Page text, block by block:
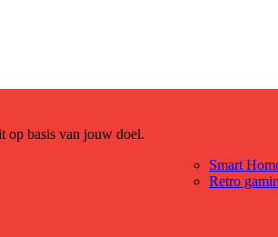
op basis van jouw doel.
Smart
Retro